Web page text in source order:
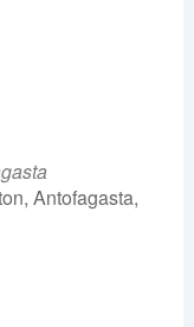
Antofagasta,